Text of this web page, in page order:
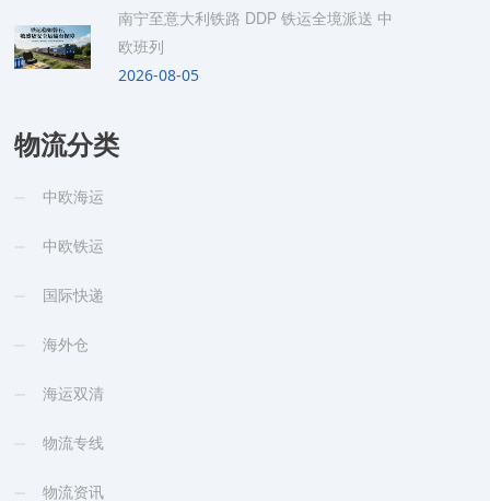
南宁至意大利铁路 DDP 铁运全境派送 中
欧班列
2026-08-05
物流分类
中欧海运
中欧铁运
国际快递
海外仓
海运双清
物流专线
物流资讯